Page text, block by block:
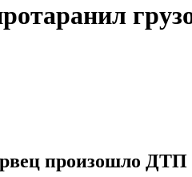
произошло ДТП